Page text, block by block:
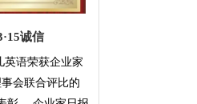
诚信
英语荣获企业家
会联合评比的